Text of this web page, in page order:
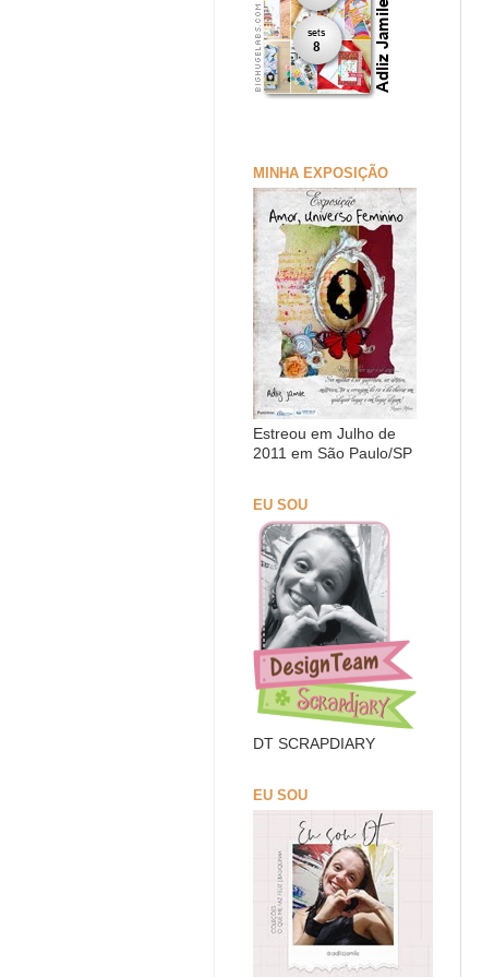
MINHA EXPOSIÇÃO
Estreou em Julho de
2011 em São Paulo/SP
EU SOU
DT SCRAPDIARY
EU SOU